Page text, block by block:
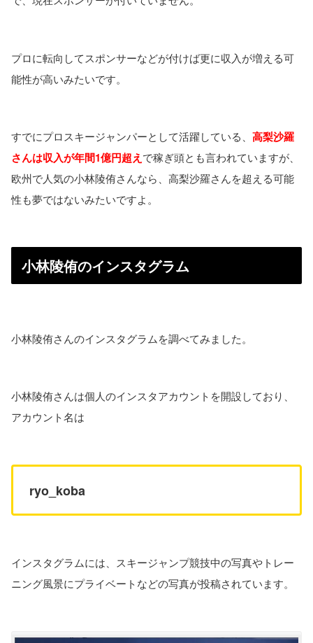
プロに転向してスポンサーなどが付けば更に収入が増える可
能性が高いみたいです。
すでにプロスキージャンパーとして活躍している、 高梨沙羅
さんは収入が年間1億円超え で稼ぎ頭とも言われていますが、
欧州で人気の小林陵侑さんなら、高梨沙羅さんを超える可能
性も夢ではないみたいですよ。
小林陵侑のインスタグラム
小林陵侑さんのインスタグラムを調べてみました。
小林陵侑さんは個人のインスタアカウントを開設しており、
アカウント名は
ryo_koba
インスタグラムには、スキージャンプ競技中の写真やトレー
ニング風景にプライベートなどの写真が投稿されています。